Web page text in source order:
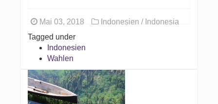
Mai 03, 2018
Indonesien / Indonesia
Tagged under
Indonesien
Wahlen